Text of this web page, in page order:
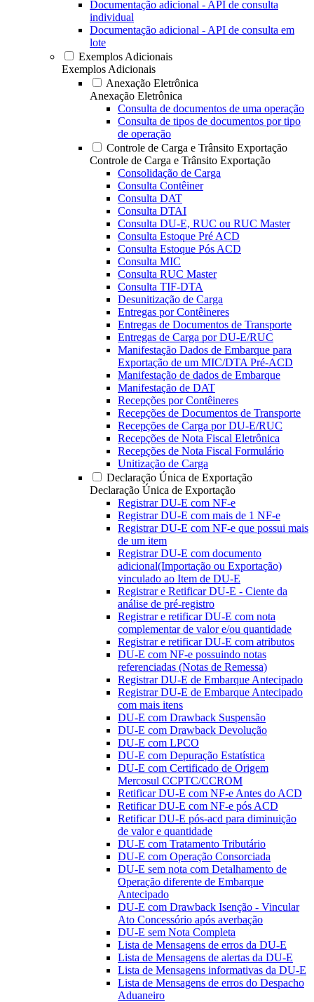
Documentação adicional - API de consulta
individual
Documentação adicional - API de consulta em
lote
Exemplos Adicionais
Exemplos Adicionais
Anexação Eletrônica
Anexação Eletrônica
Consulta de documentos de uma operação
Consulta de tipos de documentos por tipo
de operação
Controle de Carga e Trânsito Exportação
Controle de Carga e Trânsito Exportação
Consolidação de Carga
Consulta Contêiner
Consulta DAT
Consulta DTAI
Consulta DU-E, RUC ou RUC Master
Consulta Estoque Pré ACD
Consulta Estoque Pós ACD
Consulta MIC
Consulta RUC Master
Consulta TIF-DTA
Desunitização de Carga
Entregas por Contêineres
Entregas de Documentos de Transporte
Entregas de Carga por DU-E/RUC
Manifestação Dados de Embarque para
Exportação de um MIC/DTA Pré-ACD
Manifestação de dados de Embarque
Manifestação de DAT
Recepções por Contêineres
Recepções de Documentos de Transporte
Recepções de Carga por DU-E/RUC
Recepções de Nota Fiscal Eletrônica
Recepções de Nota Fiscal Formulário
Unitização de Carga
Declaração Única de Exportação
Declaração Única de Exportação
Registrar DU-E com NF-e
Registrar DU-E com mais de 1 NF-e
Registrar DU-E com NF-e que possui mais
de um item
Registrar DU-E com documento
adicional(Importação ou Exportação)
vinculado ao Item de DU-E
Registrar e Retificar DU-E - Ciente da
análise de pré-registro
Registrar e retificar DU-E com nota
complementar de valor e/ou quantidade
Registrar e retificar DU-E com atributos
DU-E com NF-e possuindo notas
referenciadas (Notas de Remessa)
Registrar DU-E de Embarque Antecipado
Registrar DU-E de Embarque Antecipado
com mais itens
DU-E com Drawback Suspensão
DU-E com Drawback Devolução
DU-E com LPCO
DU-E com Depuração Estatística
DU-E com Certificado de Origem
Mercosul CCPTC/CCROM
Retificar DU-E com NF-e Antes do ACD
Retificar DU-E com NF-e pós ACD
Retificar DU-E pós-acd para diminuição
de valor e quantidade
DU-E com Tratamento Tributário
DU-E com Operação Consorciada
DU-E sem nota com Detalhamento de
Operação diferente de Embarque
Antecipado
DU-E com Drawback Isenção - Vincular
Ato Concessório após averbação
DU-E sem Nota Completa
Lista de Mensagens de erros da DU-E
Lista de Mensagens de alertas da DU-E
Lista de Mensagens informativas da DU-E
Lista de Mensagens de erros do Despacho
Aduaneiro